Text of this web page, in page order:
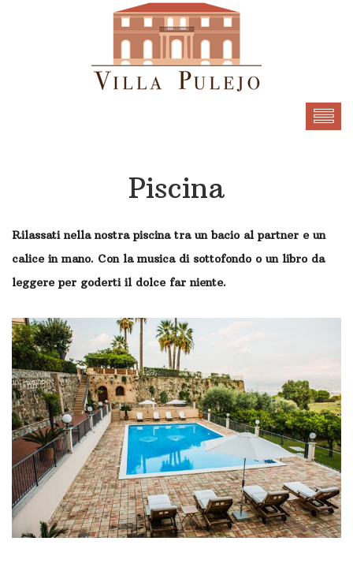
Piscina
Rilassati nella nostra piscina tra un bacio al partner e un
calice in mano. Con la musica di sottofondo o un libro da
leggere per goderti il dolce far niente.